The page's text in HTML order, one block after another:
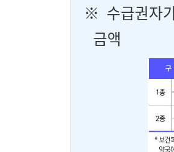
※ 수급권자
금액